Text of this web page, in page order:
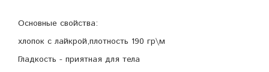
Основные свойства:
хлопок с лайкрой,плотность 190 гр\м
Гладкость - приятная для тела